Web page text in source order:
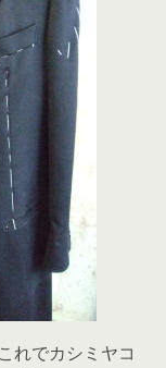
れでカシミヤコ